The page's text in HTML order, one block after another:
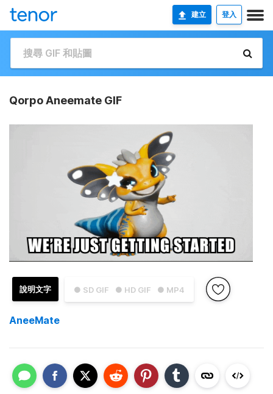
建立 登入
Qorpo Aneemate GIF
● SD GIF ● HD GIF ● MP4
說明文字
AneeMate